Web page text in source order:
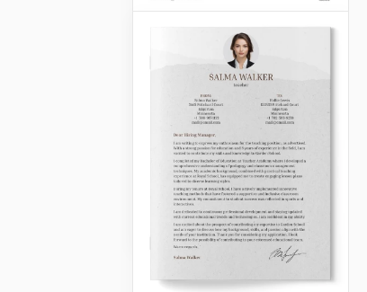
Carta de
apresentação
clássica
Você está procurando por
um emprego?
Google Docs